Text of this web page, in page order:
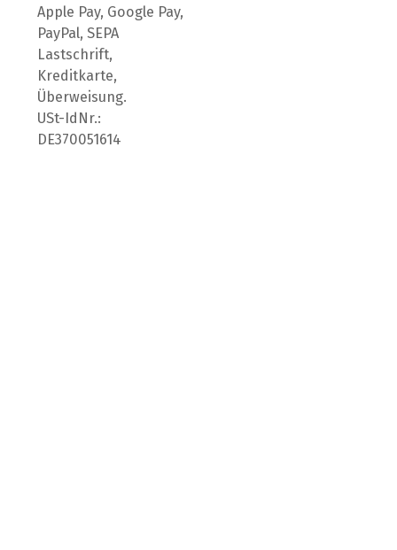
Apple Pay, Google Pay,
PayPal, SEPA
Lastschrift,
Kreditkarte,
Überweisung.
USt-IdNr.:
DE370051614